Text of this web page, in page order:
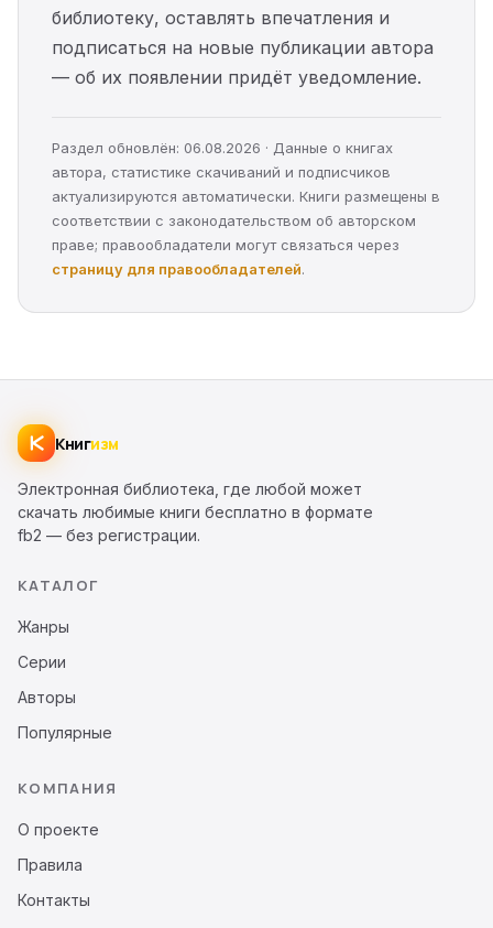
библиотеку, оставлять впечатления и
подписаться на новые публикации автора
— об их появлении придёт уведомление.
Раздел обновлён: 06.08.2026 · Данные о книгах
автора, статистике скачиваний и подписчиков
актуализируются автоматически. Книги размещены в
соответствии с законодательством об авторском
праве; правообладатели могут связаться через
страницу для правообладателей.
Книгизм
Электронная библиотека, где любой может
скачать любимые книги бесплатно в формате
fb2 — без регистрации.
КАТАЛОГ
Жанры
Серии
Авторы
Популярные
КОМПАНИЯ
О проекте
Правила
Контакты